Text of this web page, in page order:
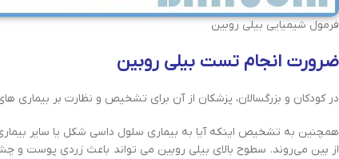
فرمول شیمیایی بیلی روبین
ضرورت انجام تست بیلی روبین
در کودکان و بزرگسالان، پزشکان از آن برای تشخیص و نظارت بر بیماری
همچنین به تشخیص اینکه آیا به بیماری سلول داسی شکل یا سایر
از بین می‌روند. سطوح بالای بیلی روبین می تواند باعث زردی پوست و